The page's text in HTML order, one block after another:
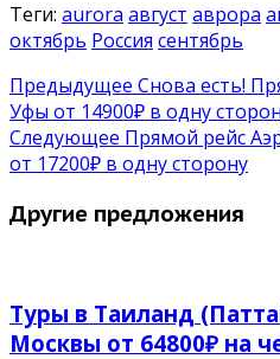
Теги: aurora август аврора
октябрь Россия сентябрь
Предыдущее Снова есть!
Уфы от 14900₽ в одну
Следующее Прямой рейс
от 17200₽ в одну сторону
Другие предложения
Туры в Таиланд
Москвы от 64800₽ на